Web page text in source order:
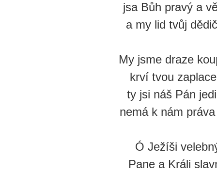
jsa Bůh pravý a
a my lid tvůj
My jsme draze
krví tvou
ty jsi náš Pán
nemá k nám
Ó Ježíši
Pane a Králi